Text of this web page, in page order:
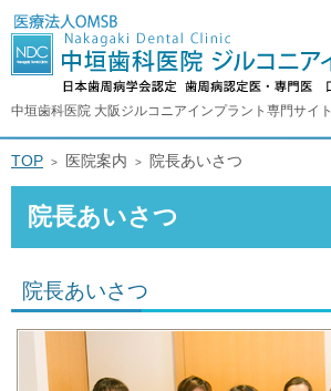
院長あいさつ
中垣歯科医院 大阪ジルコニアインプラント専門サイト
院長あいさつ
TOP 医院案内 院長あいさつ